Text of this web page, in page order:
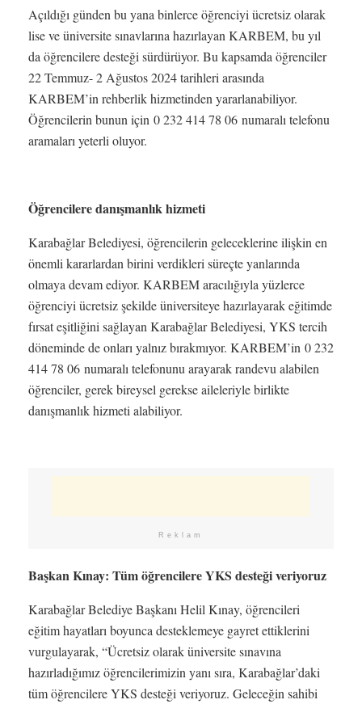
Açıldığı günden bu yana binlerce öğrenciyi ücretsiz olarak
lise ve üniversite sınavlarına hazırlayan KARBEM, bu yıl
da öğrencilere desteği sürdürüyor. Bu kapsamda öğrenciler
22 Temmuz- 2 Ağustos 2024 tarihleri arasında
KARBEM’in rehberlik hizmetinden yararlanabiliyor.
Öğrencilerin bunun için 0 232 414 78 06 numaralı telefonu
aramaları yeterli oluyor.
Öğrencilere danışmanlık hizmeti
Karabağlar Belediyesi, öğrencilerin geleceklerine ilişkin en
önemli kararlardan birini verdikleri süreçte yanlarında
olmaya devam ediyor. KARBEM aracılığıyla yüzlerce
öğrenciyi ücretsiz şekilde üniversiteye hazırlayarak eğitimde
fırsat eşitliğini sağlayan Karabağlar Belediyesi, YKS tercih
döneminde de onları yalnız bırakmıyor. KARBEM’in 0 232
414 78 06 numaralı telefonunu arayarak randevu alabilen
öğrenciler, gerek bireysel gerekse aileleriyle birlikte
danışmanlık hizmeti alabiliyor.
Reklam
Başkan Kınay: Tüm öğrencilere YKS desteği veriyoruz
Karabağlar Belediye Başkanı Helil Kınay, öğrencileri
eğitim hayatları boyunca desteklemeye gayret ettiklerini
vurgulayarak, “Ücretsiz olarak üniversite sınavına
hazırladığımız öğrencilerimizin yanı sıra, Karabağlar’daki
tüm öğrencilere YKS desteği veriyoruz. Geleceğin sahibi